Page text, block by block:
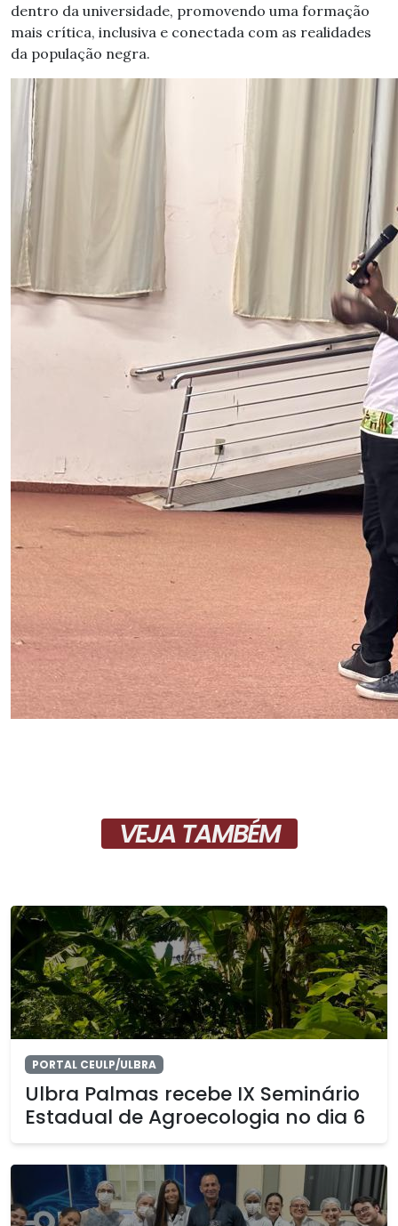
dentro da universidade, promovendo uma formação
mais crítica, inclusiva e conectada com as realidades
da população negra.
VEJA TAMBÉM
PORTAL CEULP/ULBRA
Ulbra Palmas recebe IX Seminário
Estadual de Agroecologia no dia 6